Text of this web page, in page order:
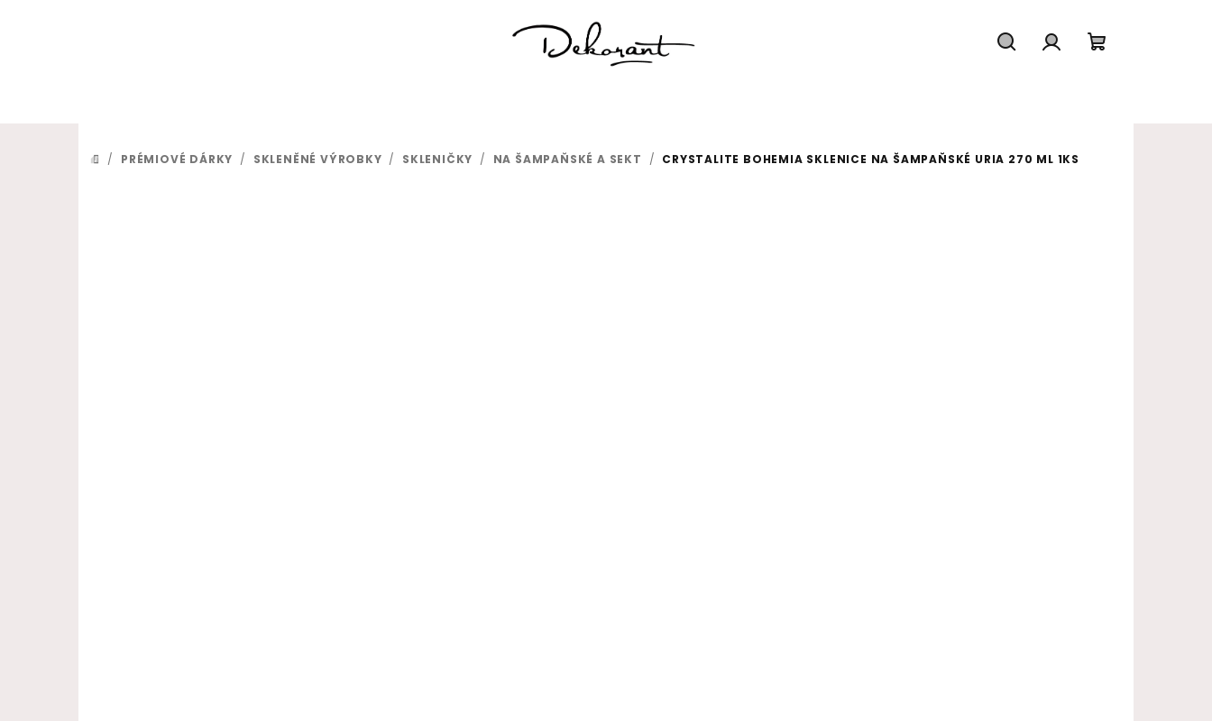
DOMŮ
/ PRÉMIOVÉ DÁRKY / SKLENĚNÉ VÝROBKY / SKLENIČKY / NA ŠAMPAŇSKÉ A SEKT / CRYSTALITE BOHEMIA SKLENICE NA ŠAMPAŇSKÉ URIA 270 ML 1KS